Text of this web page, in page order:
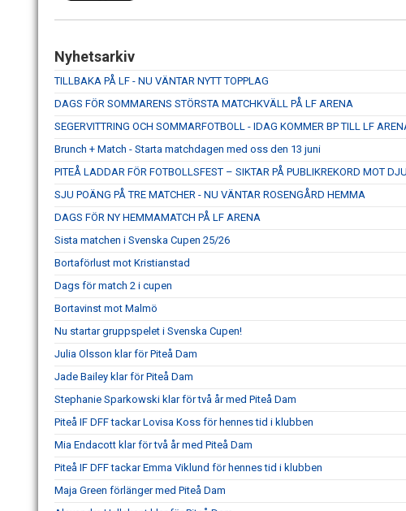
Nyhetsarkiv
TILLBAKA PÅ LF - NU VÄNTAR NYTT TOPPLAG
DAGS FÖR SOMMARENS STÖRSTA MATCHKVÄLL PÅ LF ARENA
SEGERVITTRING OCH SOMMARFOTBOLL - IDAG KOMMER BP TILL LF
Brunch + Match - Starta matchdagen med oss den 13 juni
PITEÅ LADDAR FÖR FOTBOLLSFEST – SIKTAR PÅ PUBLIKREKORD MOT
SJU POÄNG PÅ TRE MATCHER - NU VÄNTAR ROSENGÅRD HEMMA
DAGS FÖR NY HEMMAMATCH PÅ LF ARENA
Sista matchen i Svenska Cupen 25/26
Bortaförlust mot Kristianstad
Dags för match 2 i cupen
Bortavinst mot Malmö
Nu startar gruppspelet i Svenska Cupen!
Julia Olsson klar för Piteå Dam
Jade Bailey klar för Piteå Dam
Stephanie Sparkowski klar för två år med Piteå Dam
Piteå IF DFF tackar Lovisa Koss för hennes tid i klubben
Mia Endacott klar för två år med Piteå Dam
Piteå IF DFF tackar Emma Viklund för hennes tid i klubben
Maja Green förlänger med Piteå Dam